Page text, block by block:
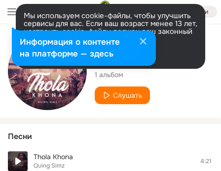
Войти
Мы используем cookie-файлы, чтобы улучшить
сервисы для вас. Если ваш возраст менее 13 лет,
настроить cookie-файлы должен ваш законный
представитель. Больше информации
Разрешить все Настроить
Исполнитель
Quing Simz
1 альбом
Слушать
Песни
Thola Khona
Quing Simz
4:21
Информация о контенте
на платформе — здесь